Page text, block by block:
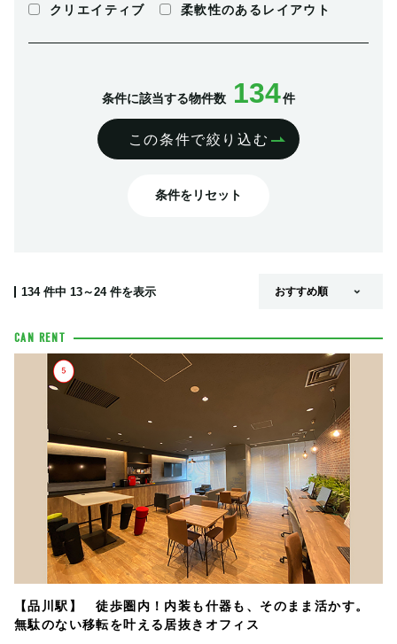
クリエイティブ
柔軟性のあるレイアウト
条件に該当する物件数 134件
この条件で絞り込む
条件をリセット
134件中 13～24件を表示
CAN RENT
【品川駅】 徒歩圏内！内装も什器も、そのまま活かす。
無駄のない移転を叶える居抜きオフィス